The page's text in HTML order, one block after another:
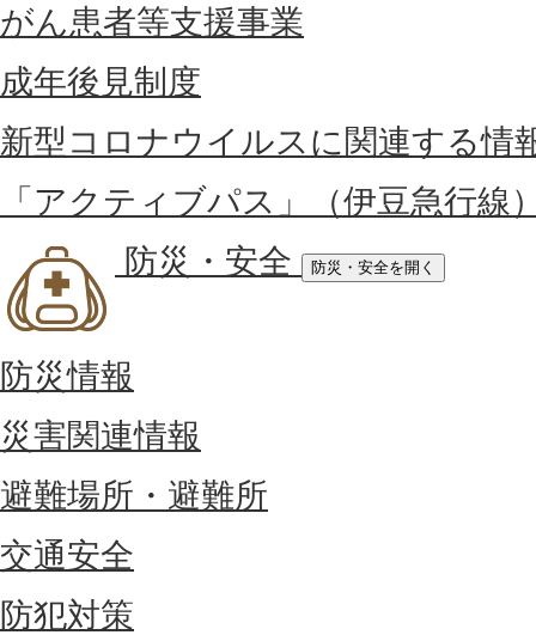
がん患者等支援事業
成年後見制度
新型コロナウイルスに関連する情
「アクティブパス」（伊豆急行線
防災・安全
防災・安全を開く
防災情報
災害関連情報
避難場所・避難所
交通安全
防犯対策